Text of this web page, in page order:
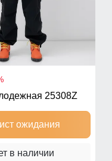
25308Z
ожидания
в наличии